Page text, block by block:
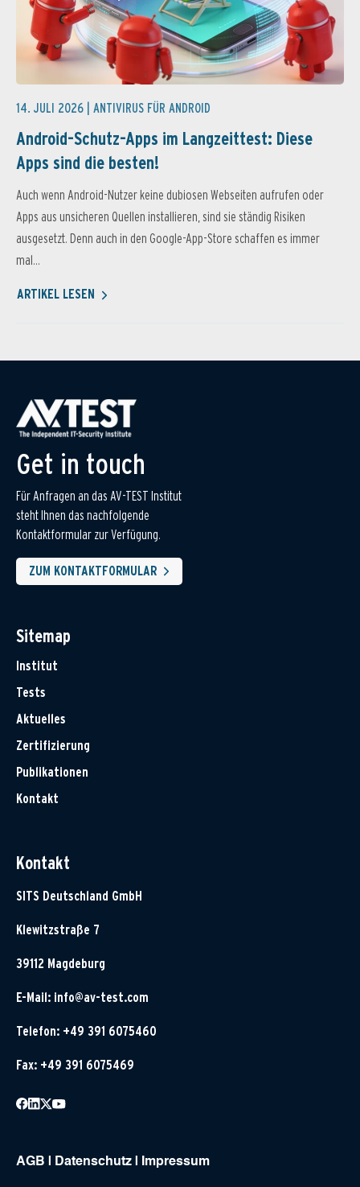
14. JULI 2026 | ANTIVIRUS FÜR ANDROID
Android-Schutz-Apps im Langzeittest: Diese
Apps sind die besten!
Auch wenn Android-Nutzer keine dubiosen Webseiten aufrufen oder
Apps aus unsicheren Quellen installieren, sind sie ständig Risiken
ausgesetzt. Denn auch in den Google-App-Store schaffen es immer
mal...
ARTIKEL LESEN
Get in touch
Für Anfragen an das AV-TEST Institut
steht Ihnen das nachfolgende
Kontaktformular zur Verfügung.
ZUM KONTAKTFORMULAR
Sitemap
Institut
Tests
Aktuelles
Zertifizierung
Publikationen
Kontakt
Kontakt
SITS Deutschland GmbH
Klewitzstraße 7
39112 Magdeburg
E-Mail: info@av-test.com
Telefon: +49 391 6075460
Fax: +49 391 6075469
AGB Datenschutz Impressum